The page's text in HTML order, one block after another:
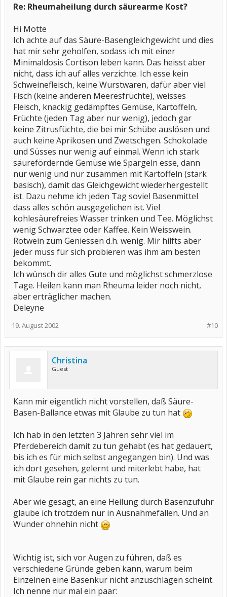
Re: Rheumaheilung durch säurearme Kost?
Hi Motte
Ich achte auf das Säure-Basengleichgewicht und dies
hat mir sehr geholfen, sodass ich mit einer
Minimaldosis Cortison leben kann. Das heisst aber
nicht, dass ich auf alles verzichte. Ich esse kein
Schweinefleisch, keine Wurstwaren, dafür aber viel
Fisch (keine anderen Meeresfrüchte), weisses
Fleisch, knackig gedämpftes Gemüse, Kartoffeln,
Früchte (jeden Tag aber nur wenig), jedoch gar
keine Zitrusfüchte, die bei mir Schübe auslösen und
auch keine Aprikosen und Zwetschgen. Schokolade
und Süsses nur wenig auf einmal. Wenn ich stark
säurefördernde Gemüse wie Spargeln esse, dann
nur wenig und nur zusammen mit Kartoffeln (stark
basisch), damit das Gleichgewicht wiederhergestellt
ist. Dazu nehme ich jeden Tag soviel Basenmittel
dass alles schön ausgegelichen ist. Viel
kohlesäurefreies Wasser trinken und Tee. Möglichst
wenig Schwarztee oder Kaffee. Kein Weisswein.
Rotwein zum Geniessen d.h. wenig. Mir hilfts aber
jeder muss für sich probieren was ihm am besten
bekommt.
Ich wünsch dir alles Gute und möglichst schmerzlose
Tage. Heilen kann man Rheuma leider noch nicht,
aber erträglicher machen.
Deleyne
#10
19. August 2002
Christina
Guest
Kann mir eigentlich nicht vorstellen, daß Säure-
Basen-Ballance etwas mit Glaube zu tun hat
Ich hab in den letzten 3 Jahren sehr viel im
Pferdebereich damit zu tun gehabt (es hat gedauert,
bis ich es für mich selbst angegangen bin). Und was
ich dort gesehen, gelernt und miterlebt habe, hat
mit Glaube rein gar nichts zu tun.
Aber wie gesagt, an eine Heilung durch Basenzufuhr
glaube ich trotzdem nur in Ausnahmefällen. Und an
Wunder ohnehin nicht
Wichtig ist, sich vor Augen zu führen, daß es
verschiedene Gründe geben kann, warum beim
Einzelnen eine Basenkur nicht anzuschlagen scheint.
Ich nenne nur mal ein paar: